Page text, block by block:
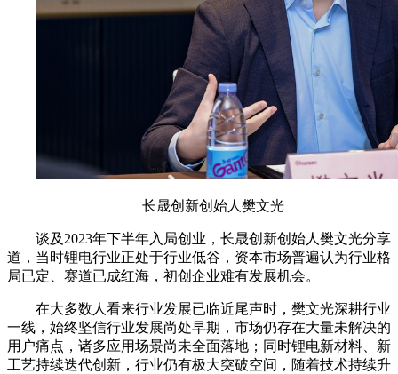
长晟创新创始人樊文光
谈及2023年下半年入局创业，长晟创新创始人樊文光分享
道，当时锂电行业正处于行业低谷，资本市场普遍认为行业格
局已定、赛道已成红海，初创企业难有发展机会。
在大多数人看来行业发展已临近尾声时，樊文光深耕行业
一线，始终坚信行业发展尚处早期，市场仍存在大量未解决的
用户痛点，诸多应用场景尚未全面落地；同时锂电新材料、新
工艺持续迭代创新，行业仍有极大突破空间，随着技术持续升